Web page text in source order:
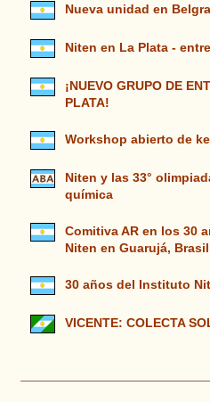
Nueva unidad en
Niten en La Plata -
¡NUEVO GRUPO DE
PLATA!
Workshop abierto de
Niten y las 33°
química
Comitiva AR en los 30
Niten en Guarujá, Brasil
30 años del Instituto
VICENTE: COLECTA